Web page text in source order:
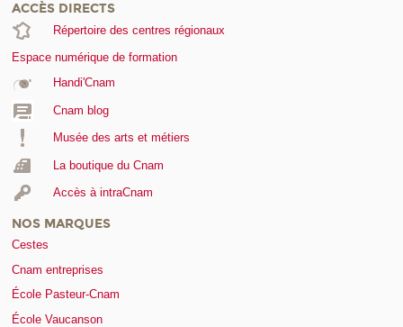
ACCÈS DIRECTS
Répertoire des centres régionaux
Espace numérique de formation
Handi'Cnam
Cnam blog
Musée des arts et métiers
La boutique du Cnam
Accès à intraCnam
NOS MARQUES
Cestes
Cnam entreprises
École Pasteur-Cnam
École Vaucanson